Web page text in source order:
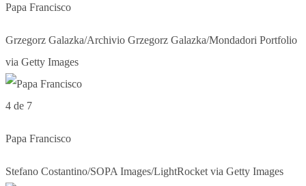
Papa Francisco
Grzegorz Galazka/Archivio Grzegorz Galazka/Mondadori Portfolio
via Getty Images
4 de 7
Papa Francisco
Stefano Costantino/SOPA Images/LightRocket via Getty Images